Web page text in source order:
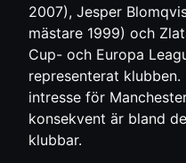
2007), Jesper
mästare 1999) och
Cup- och Europa
representerat
intresse för
konsekvent är bland
klubbar.